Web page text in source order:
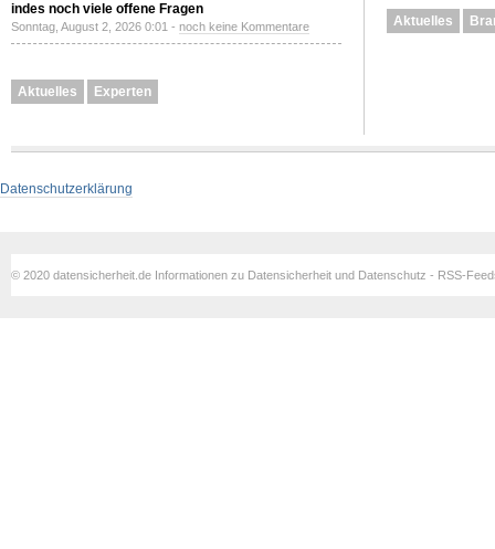
indes noch viele offene Fragen
Sonntag, August 2, 2026 0:01 - noch keine Kommentare
Aktuelles Experten
Aktuelles
Datenschutzerklärung
© 2020 datensicherheit.de Informationen zu Datensicherheit und Datenschutz - RSS-